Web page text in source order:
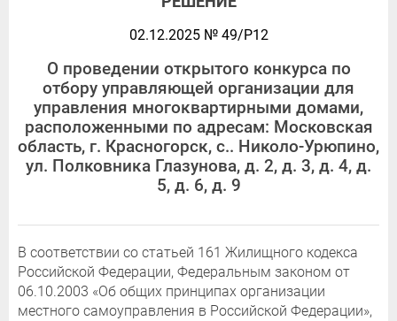
02.12.2025 № 49/Р12
О проведении открытого конкурса по
отбору управляющей организации для
управления многоквартирными домами,
расположенными по адресам: Московская
область, г. Красногорск, с.. Николо-Урюпино,
ул. Полковника Глазунова, д. 2, д. 3, д. 4, д.
5, д. 6, д. 9
В соответствии со статьей 161 Жилищного кодекса
Российской Федерации, Федеральным законом от
06.10.2003 «Об общих принципах организации
местного самоуправления в Российской Федерации»,